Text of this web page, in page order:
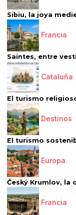
Sibiu, la joya
Francia
Saintes, entre
Cataluña
El turismo
Destinos
El turismo
Europa
Český Krumlov, la
Francia